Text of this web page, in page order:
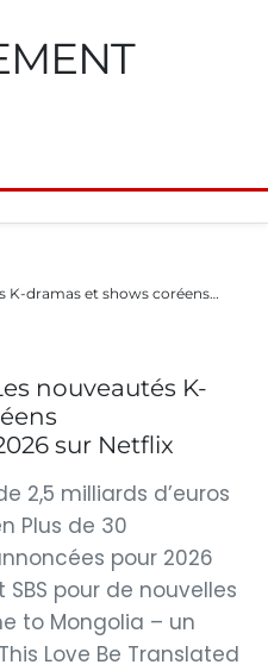
K-dramas et shows coréens…
nouveautés K-
sur Netflix
2,5 milliards d’euros
Plus de 30
pour 2026
pour de nouvelles
to Mongolia – un
Love Be Translated